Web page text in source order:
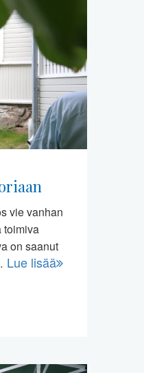
vie vanhan
on saanut
Lue lisää